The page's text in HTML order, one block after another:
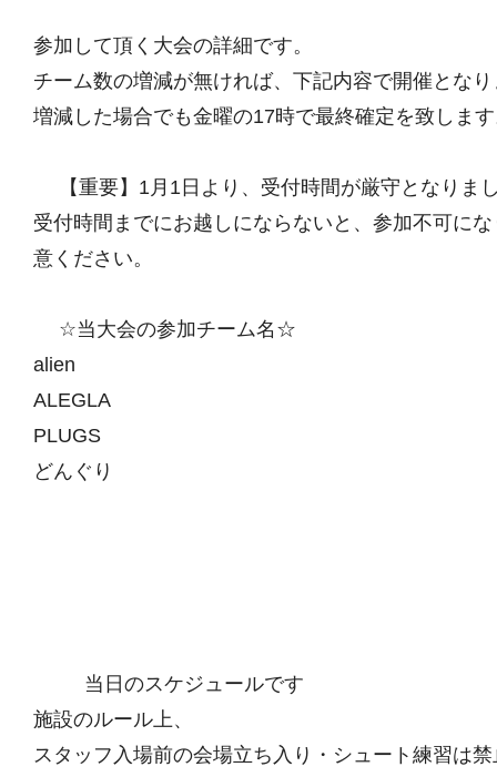
参加して頂く大会の詳細です。
チーム数の増減が無ければ、下記内容で開催とな
増減した場合でも金曜の17時で最終確定を致しま
【重要】1月1日より、受付時間が厳守となり
受付時間までにお越しにならないと、参加不可に
意ください。
☆当大会の参加チーム名☆
alien
ALEGLA
PLUGS
どんぐり
当日のスケジュールです
施設のルール上、
スタッフ入場前の会場立ち入り・シュート練習は